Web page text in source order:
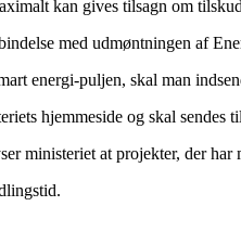
kan gives tilsagn om
med udmøntningen af
energi-puljen, skal man
hjemmeside og skal sendes til
ministeriet at projekter, der